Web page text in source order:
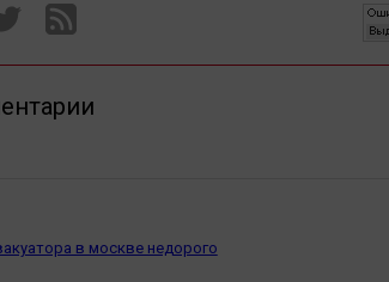
в москве недорого